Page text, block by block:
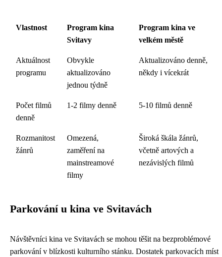
Vlastnost
Program kina
Svitavy
Program kina ve
velkém městě
Aktuálnost
programu
Obvykle
aktualizováno
jednou týdně
Aktualizováno denně,
někdy i vícekrát
Počet filmů
denně
1-2 filmy denně 5-10 filmů denně
Rozmanitost
žánrů
Omezená,
zaměření na
mainstreamové
filmy
Široká škála žánrů,
včetně artových a
nezávislých filmů
Parkování u kina ve Svitavách
Návštěvníci kina ve Svitavách se mohou těšit na bezproblémové
parkování v blízkosti kulturního stánku. Dostatek parkovacích míst